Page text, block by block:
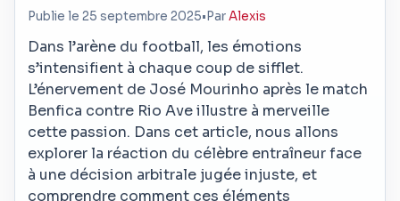
Publie le 25 septembre 2025• ParAlexis
Dans l’arène du football, les émotions
s’intensifient à chaque coup de sifflet.
L’énervement de José Mourinho après le match
Benfica contre Rio Ave illustre à merveille
cette passion. Dans cet article, nous allons
explorer la réaction du célèbre entraîneur face
à une décision arbitrale jugée injuste, et
comprendre comment ces éléments